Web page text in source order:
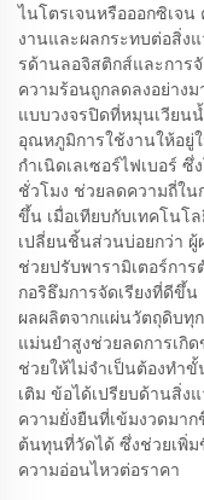
ไนโตรเจนหรือออกซิเจ
งานและผลกระทบต่อสิ่ง
รด้านลอจิสติกส์และการ
ความร้อนถูกลดลงอย่าง
แบบวงจรปิดที่หมุนเวียน
อุณหภูมิการใช้งานให้อยู่
กำเนิดเลเซอร์ไฟเบอร์
ชั่วโมง ช่วยลดความถี่ใ
ขึ้น เมื่อเทียบกับเทคโนโ
เปลี่ยนชิ้นส่วนบ่อยกว่า
ช่วยปรับพารามิเตอร์กา
กอริธึมการจัดเรียงที่ดีขึ้
ผลผลิตจากแผ่นวัตถุดิบทุ
แม่นยำสูงช่วยลดการเกิ
ช่วยให้ไม่จำเป็นต้องทำ
เติม ข้อได้เปรียบด้านสิ่
ความยั่งยืนที่เข้มงวดมา
ต้นทุนที่วัดได้ ซึ่งช่วยเพิ่
ความอ่อนไหวต่อราคา